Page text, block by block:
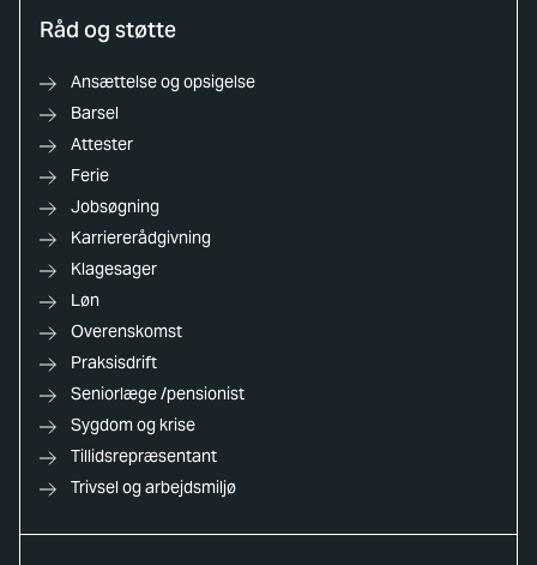
Råd og støtte
Ansættelse og opsigelse
Barsel
Attester
Ferie
Jobsøgning
Karriererådgivning
Klagesager
Løn
Overenskomst
Praksisdrift
Seniorlæge /pensionist
Sygdom og krise
Tillidsrepræsentant
Trivsel og arbejdsmiljø